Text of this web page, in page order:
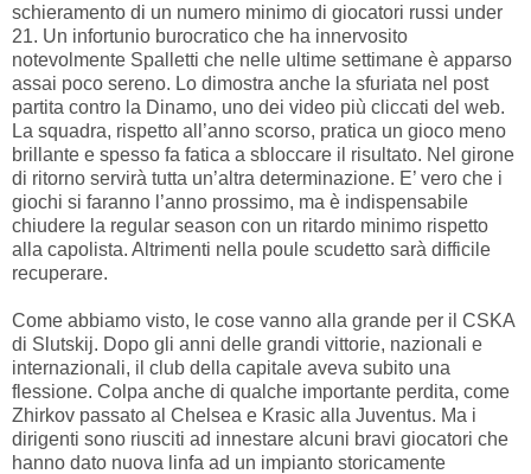
schieramento di un numero minimo di giocatori russi under
21. Un infortunio burocratico che ha innervosito
notevolmente Spalletti che nelle ultime settimane è apparso
assai poco sereno. Lo dimostra anche la sfuriata nel post
partita contro la Dinamo, uno dei video più cliccati del web.
La squadra, rispetto all’anno scorso, pratica un gioco meno
brillante e spesso fa fatica a sbloccare il risultato. Nel girone
di ritorno servirà tutta un’altra determinazione. E’ vero che i
giochi si faranno l’anno prossimo, ma è indispensabile
chiudere la regular season con un ritardo minimo rispetto
alla capolista. Altrimenti nella poule scudetto sarà difficile
recuperare.
Come abbiamo visto, le cose vanno alla grande per il CSKA
di Slutskij. Dopo gli anni delle grandi vittorie, nazionali e
internazionali, il club della capitale aveva subito una
flessione. Colpa anche di qualche importante perdita, come
Zhirkov passato al Chelsea e Krasic alla Juventus. Ma i
dirigenti sono riusciti ad innestare alcuni bravi giocatori che
hanno dato nuova linfa ad un impianto storicamente